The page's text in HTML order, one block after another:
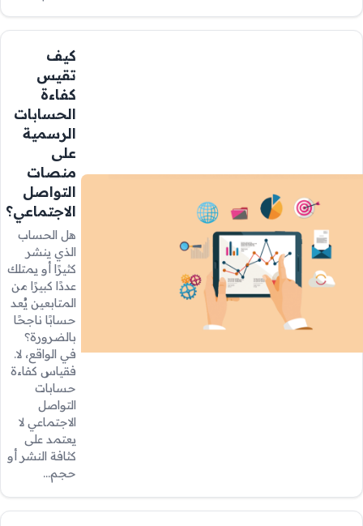
كيف
تقيس
كفاءة
الحسابات
الرسمية
على
منصات
التواصل
الاجتماعي؟
هل الحساب
الذي ينشر
كثيرًا أو يمتلك
عددًا كبيرًا من
المتابعين يُعد
حسابًا ناجحًا
بالضرورة؟
في الواقع، لا.
فقياس كفاءة
حسابات
التواصل
الاجتماعي لا
يعتمد على
كثافة النشر أو
حجم…